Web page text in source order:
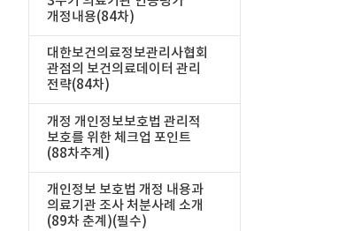
개정내용(84차)
대한보건의료정보관리사협회
관점의 보건의료데이터 관리
전략(84차)
개정 개인정보보호법 관리적
보호를 위한 체크업 포인트
(88차추계)
개인정보 보호법 개정 내용과
의료기관 조사 처분사례 소개
(89차 춘계)(필수)